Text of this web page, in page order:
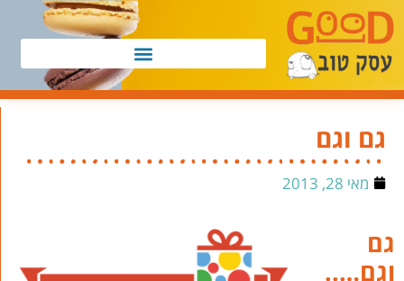
גם וגם
מאי 28, 2013
גם
וגם…..